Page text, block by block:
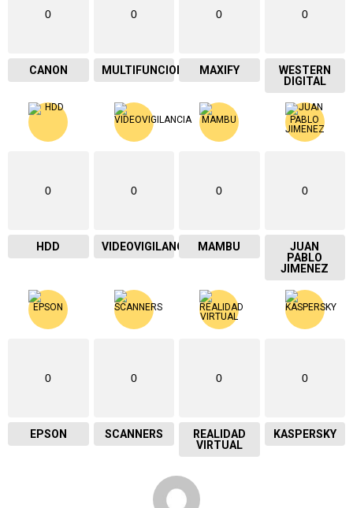
0
CANON
0
MULTIFUNCIONAL
0
MAXIFY
0
WESTERN
DIGITAL
0
HDD
0
VIDEOVIGILANCIA
0
MAMBU
0
JUAN
PABLO
JIMENEZ
0
EPSON
0
SCANNERS
0
REALIDAD
VIRTUAL
0
KASPERSKY